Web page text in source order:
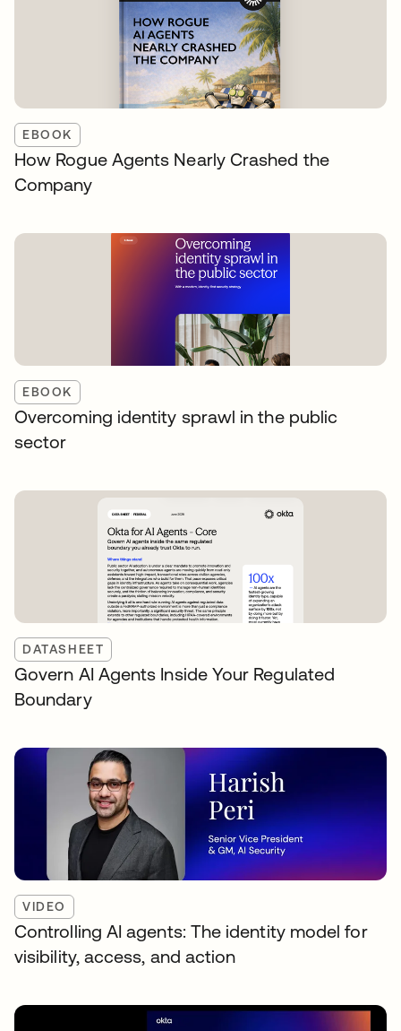
EBOOK
How Rogue Agents Nearly Crashed the
Company
EBOOK
Overcoming identity sprawl in the public
sector
DATASHEET
Govern AI Agents Inside Your Regulated
Boundary
VIDEO
Controlling AI agents: The identity model for
visibility, access, and action